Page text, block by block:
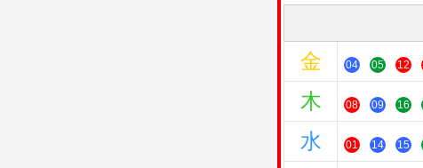
金 04 05 12
木 08 09 16
水 01 14 15